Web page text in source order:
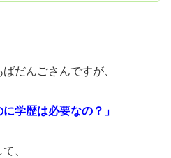
だんごさんですが、
学歴は必要なの？」
、